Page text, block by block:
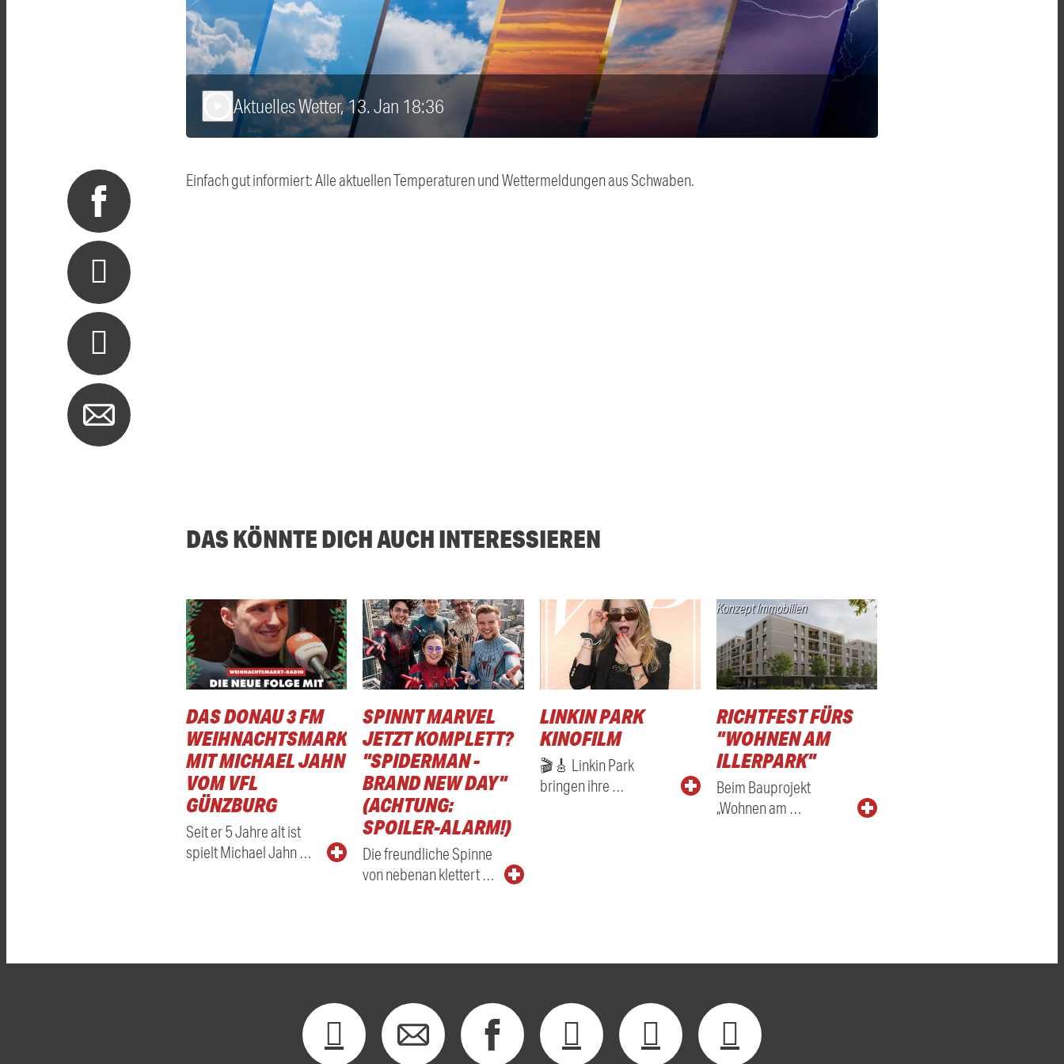
Aktuelles Wetter, 13. Jan 18:36
Einfach gut informiert: Alle aktuellen Temperaturen und Wettermeldungen aus Schwaben.
DAS KÖNNTE DICH AUCH INTERESSIEREN
DAS DONAU 3 FM
WEIHNACHTSMARKTRADIO
MIT MICHAEL JAHN
VOM VFL
GÜNZBURG
Seit er 5 Jahre alt ist
spielt Michael Jahn …
SPINNT MARVEL
JETZT KOMPLETT?
"SPIDERMAN -
BRAND NEW DAY"
(ACHTUNG:
SPOILER-ALARM!)
Die freundliche Spinne
von nebenan klettert …
LINKIN PARK
KINOFILM
🎬🎸 Linkin Park
bringen ihre …
Konzept Immobilien
RICHTFEST FÜRS
"WOHNEN AM
ILLERPARK"
Beim Bauprojekt
„Wohnen am …